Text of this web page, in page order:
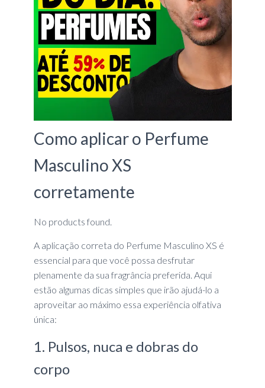
Como aplicar o Perfume
Masculino XS
corretamente
No products found.
A aplicação correta do Perfume Masculino XS é
essencial para que você possa desfrutar
plenamente da sua fragrância preferida. Aqui
estão algumas dicas simples que irão ajudá-lo a
aproveitar ao máximo essa experiência olfativa
única:
1. Pulsos, nuca e dobras do
corpo